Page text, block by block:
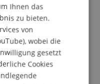
Ihnen das
zu bieten.
von
wobei die
gesetzt
Cookies